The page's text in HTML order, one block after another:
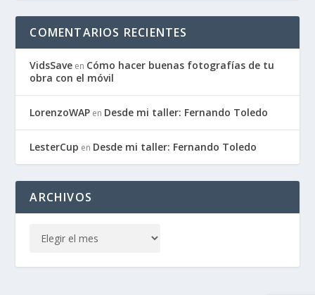
COMENTARIOS RECIENTES
VidsSave en Cómo hacer buenas fotografías de tu
obra con el móvil
LorenzoWAP en Desde mi taller: Fernando Toledo
LesterCup en Desde mi taller: Fernando Toledo
ARCHIVOS